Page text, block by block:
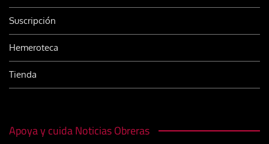
Suscripción
Hemeroteca
Tienda
Apoya y cuida Noticias Obreras